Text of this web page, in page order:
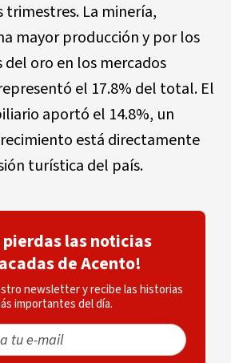
trimestres. La minería,
mayor producción y por los
del oro en los mercados
el 17.8% del total. El
aportó el 14.8%, un
está directamente
turística del país.
pierdas las noticias
de Acento!
newsletter y recibe las historias
importantes del día.